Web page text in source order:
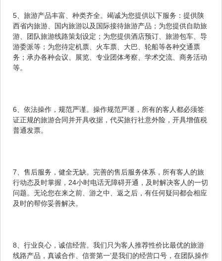
5、旅游产品丰富、种类齐全。竭诚为您提供以下服务：提供陕
西省内旅游、国内旅游以及国际接待旅游产品；为您提供自助旅
游、团队旅游线路策划设定；为您提供酒店预订、旅游包车、导
游委派等；为您待定机票、火车票、大巴、轮船等各种交通票
务；承办各种会议、展览、专业团体考察、学术交流、商务活动
等。
6、依法操作，规范严谨。操作规范严谨，所有的客人都必须签
证正规的旅游合同并开具收据，代买旅行社意外险，开具增值税
普通发票。
7、售后服务，健全无缺。完善的售后服务体系，所有客人的旅
行动态及时掌握，24小时电话无障碍开通，及时解决客人的一切
问题。无论您在来之前、游之中、返之后，有任何疑问都会相应
及时的帮你妥善解决。
8、行业良心，诚信经营。我们只为客人推荐性价比最优的旅游
线路产品，真诚合作、信誉第一’是我们的经营口号，在团队操作